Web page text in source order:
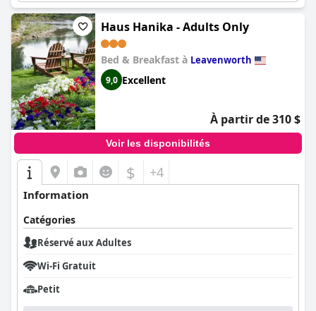
Haus Hanika - Adults Only
Bed & Breakfast à Leavenworth
9,0 Excellent
À partir de 310 $
Voir les disponibilités
$ +4
Information
Catégories
Réservé aux Adultes
Wi-Fi Gratuit
Petit